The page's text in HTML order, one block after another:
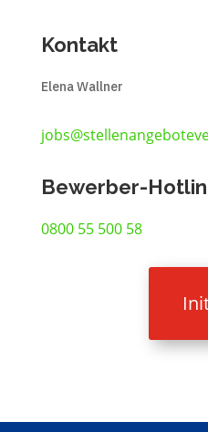
Kontakt
Elena Wallner
Bewerber-
0800 55 500 58